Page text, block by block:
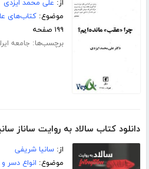
از: علی محمد ایزدی
موضوع:کتاب‌های
۱۹۹ صفحه
برچسب‌ها: جامعه
دانلود کتاب سالاد به روایت ساناز
از:سانیا شریفی
موضوع: انواع دسر و